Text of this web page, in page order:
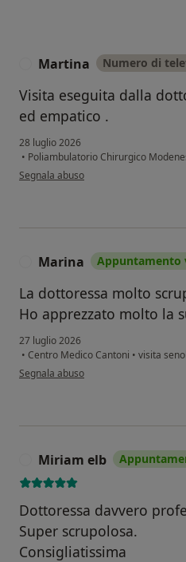
Martina Numero di
Visita eseguita dalla
ed empatico .
28 luglio 2026
• Poliambulatorio Chirurgico
secondo l'opinione dell'utente Martina
Segnala abuso
Marina Appuntamento
La dottoressa molto
Ho apprezzato molto la
27 luglio 2026
• Centro Medico Cantoni • visita
secondo l'opinione dell'utente Marina
Segnala abuso
Miriam elb
Dottoressa davvero
Super scrupolosa.
Consigliatissima